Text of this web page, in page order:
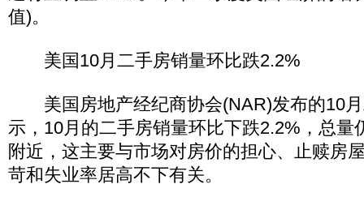
值)。
美国10月二手房销量环比跌2.2%
美国房地产经纪商协会(NAR)发布的10月
示，10月的二手房销量环比下跌2.2%，总量
附近，这主要与市场对房价的担心、止赎房
苛和失业率居高不下有关。